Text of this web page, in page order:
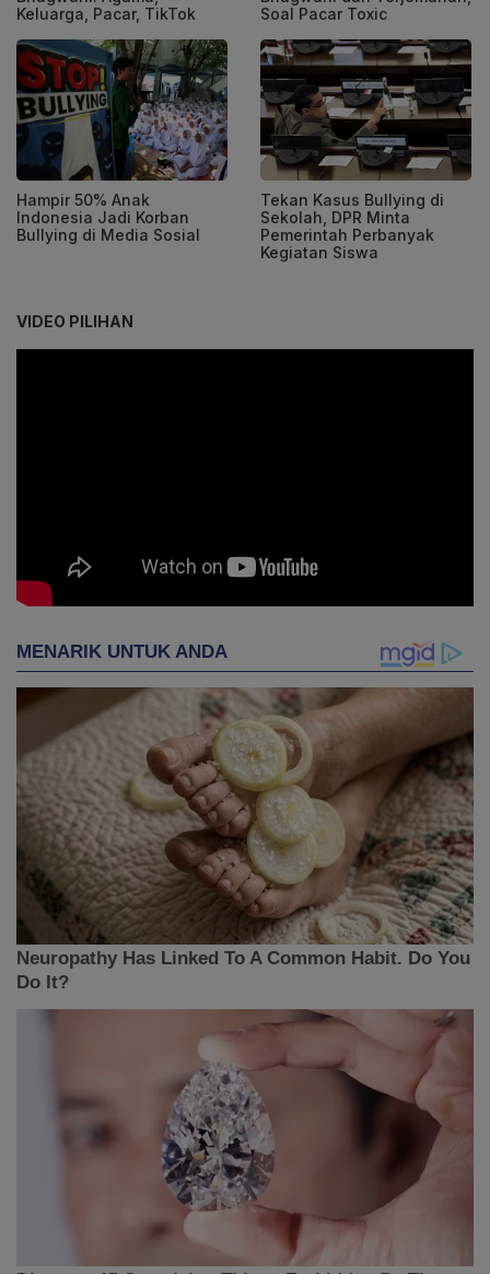
Keluarga, Pacar, TikTok
Soal Pacar Toxic
Hampir 50% Anak
Indonesia Jadi Korban
Bullying di Media Sosial
Tekan Kasus Bullying di
Sekolah, DPR Minta
Pemerintah Perbanyak
Kegiatan Siswa
VIDEO PILIHAN